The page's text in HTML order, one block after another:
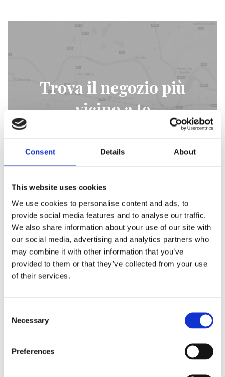
Consent Details About
This website uses cookies
We use cookies to personalise content and ads, to
provide social media features and to analyse our traffic.
We also share information about your use of our site with
our social media, advertising and analytics partners who
may combine it with other information that you’ve
provided to them or that they’ve collected from your use
of their services.
Selection
Necessary
Preferences
Trova il negozio più
vicino a te
STORE LOCATOR
Registrati come rivenditore